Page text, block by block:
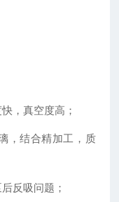
，真空度高；
，结合精加工，质
反吸问题；